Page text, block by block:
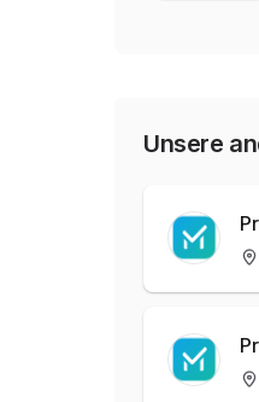
Unsere